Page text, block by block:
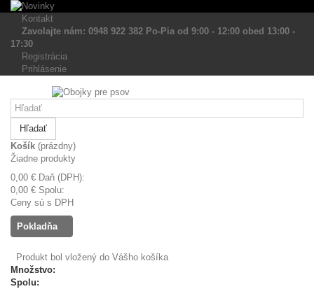
Kontakt
Zavolajte nám: 0948 922 382 Po-Pia od 9:00 - 12:00 obed 13:00 -
17:30
Registrácia
Prihlásenie
Hľadať
Košík (prázdny)
Žiadne produkty
0,00 € Daň (DPH):
0,00 € Spolu:
Ceny sú s DPH
Pokladňa
Produkt bol vložený do Vášho košíka
Množstvo:
Spolu: